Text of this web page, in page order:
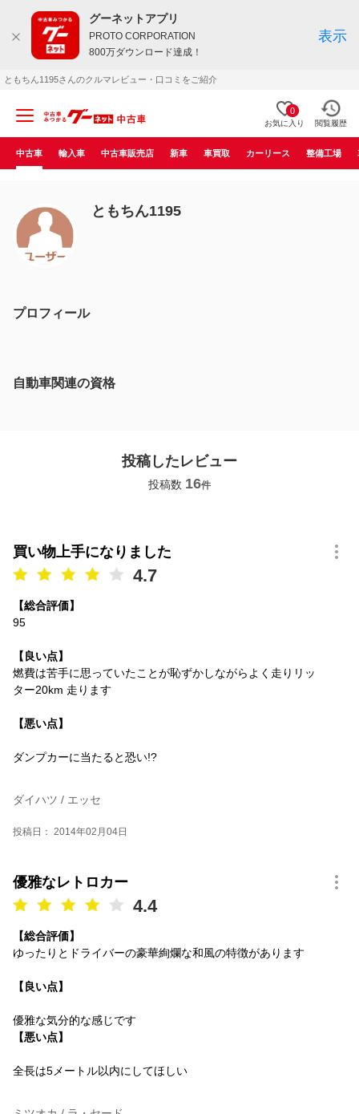
グーネットアプリ
PROTO CORPORATION
800万ダウンロード達成！
表示
ともちん1195さんのクルマレビュー・口コミをご紹介
0
お気に入り 閲覧履歴
中古車 輸入車 中古車販売店 新車 車買取 カーリース 整備工場
ともちん1195
プロフィール
自動車関連の資格
投稿したレビュー
投稿数 16件
買い物上手になりました
4.7
【総合評価】
95
【良い点】
燃費は苦手に思っていたことが恥ずかしながらよく走りリッ
ター20km 走ります
【悪い点】
ダンプカーに当たると恐い!?
ダイハツ / エッセ
投稿日： 2014年02月04日
優雅なレトロカー
4.4
【総合評価】
ゆったりとドライバーの豪華絢爛な和風の特徴があります
【良い点】
優雅な気分的な感じです
【悪い点】
全長は5メートル以内にしてほしい